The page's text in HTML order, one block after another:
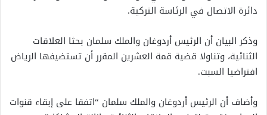
دائرة الاتصال في الرئاسة التركية.
وذكر البيان أن الرئيس أردوغان والملك سلمان بحثا العلاقات
الثنائية، وتناولا قضية قمة العشرين المقرر أن تستضيفها الرياض
افتراضيا السبت.
وأضاف أن الرئيس أردوغان والملك سلمان “اتفقا على إبقاء قنوات